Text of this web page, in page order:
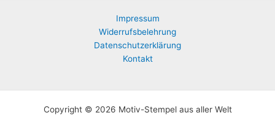
Impressum
Widerrufsbelehrung
Datenschutzerklärung
Kontakt
Copyright © 2026 Motiv-Stempel aus aller Welt